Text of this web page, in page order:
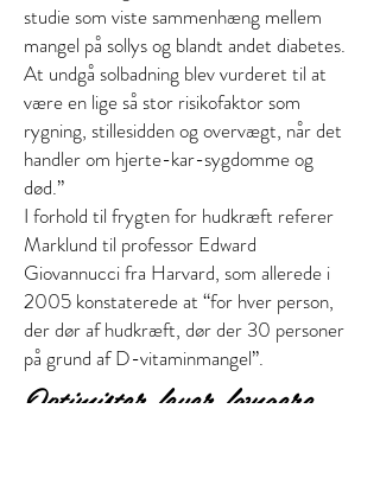
studie som viste sammenhæng mellem
mangel på sollys og blandt andet diabetes.
At undgå solbadning blev vurderet til at
være en lige så stor risikofaktor som
rygning, stillesidden og overvægt, når det
handler om hjerte-kar-sygdomme og
død.”
I forhold til frygten for hudkræft referer
Marklund til professor Edward
Giovannucci fra Harvard, som allerede i
2005 konstaterede at “for hver person,
der dør af hudkræft, dør der 30 personer
på grund af D-vitaminmangel”.
Optimister lever længere